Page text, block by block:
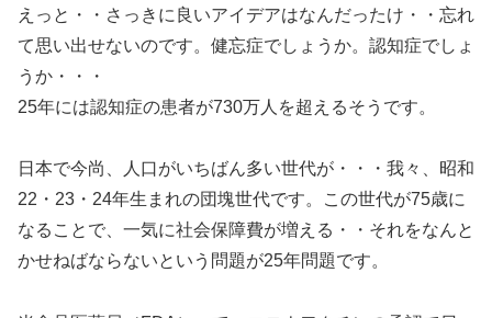
えっと・・さっきに良いアイデアはなんだったけ・・忘れ
て思い出せないのです。健忘症でしょうか。認知症でしょ
うか・・・
25年には認知症の患者が730万人を超えるそうです。
日本で今尚、人口がいちばん多い世代が・・・我々、昭和
22・23・24年生まれの団塊世代です。この世代が75歳に
なることで、一気に社会保障費が増える・・それをなんと
かせねばならないという問題が25年問題です。